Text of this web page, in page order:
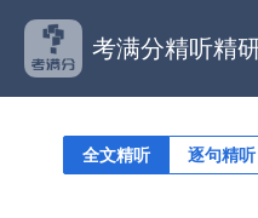
考满分精听精
全文精听 逐句精听